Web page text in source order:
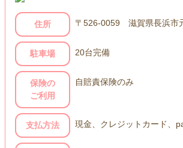
住所 〒526-0059 滋賀県長浜市
駐車場 20台完備
保険の
ご利用
自賠責保険のみ
支払方法 現金、クレジットカード、